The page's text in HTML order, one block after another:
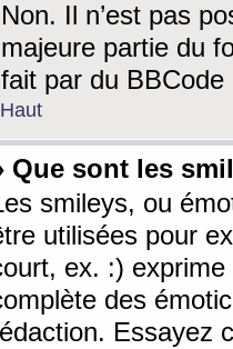
Non. Il n’est pas
majeure partie du
fait par du BBCode
Haut
Que sont les
smileys, ou
utilisées pour
ex. :)
des
Essayez